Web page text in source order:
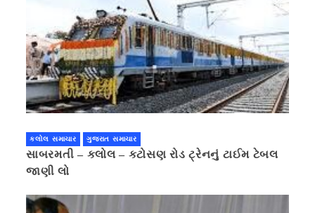
કલોલ સમાચાર ગુજરાત સમાચાર
સાબરમતી – કલોલ – કટોસણ રોડ ટ્રેનનું ટાઈમ ટેબલ
જાણી લો